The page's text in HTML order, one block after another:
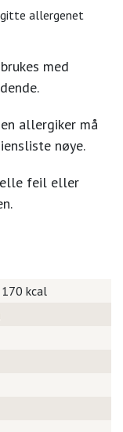
allergenet
med
allergiker må
nøye.
feil eller
kcal